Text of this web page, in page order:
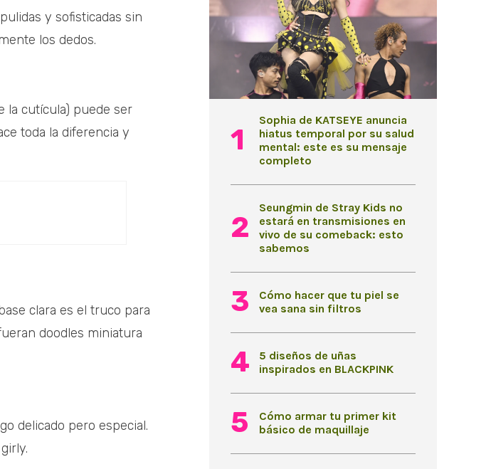
y sofisticadas sin
los dedos.
la cutícula) puede ser
toda la diferencia y
clara es el truco para
doodles miniatura
delicado pero especial.
Sophia de KATSEYE anuncia
hiatus temporal por su salud
mental: este es su mensaje
completo
Seungmin de Stray Kids no
estará en transmisiones en
vivo de su comeback: esto
sabemos
Cómo hacer que tu piel se
vea sana sin filtros
5 diseños de uñas
inspirados en BLACKPINK
Cómo armar tu primer kit
básico de maquillaje